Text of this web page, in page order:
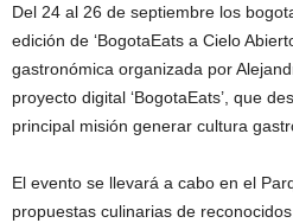
Del 24 al 26 de septiembre los
edición de ‘BogotaEats a Cielo
gastronómica organizada por
proyecto digital ‘BogotaEats’, que
principal misión generar cultura
El evento se llevará a cabo en el
propuestas culinarias de